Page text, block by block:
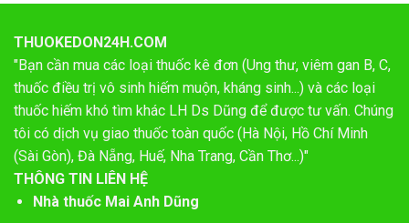
THUOKEDON24H.COM
"Bạn cần mua các loại thuốc kê đơn (Ung thư, viêm gan B, C,
thuốc điều trị vô sinh hiếm muộn, kháng sinh...) và các loại
thuốc hiếm khó tìm khác LH Ds Dũng để được tư vấn. Chúng
tôi có dịch vụ giao thuốc toàn quốc (Hà Nội, Hồ Chí Minh
(Sài Gòn), Đà Nẵng, Huế, Nha Trang, Cần Thơ...)"
THÔNG TIN LIÊN HỆ
Nhà thuốc Mai Anh Dũng